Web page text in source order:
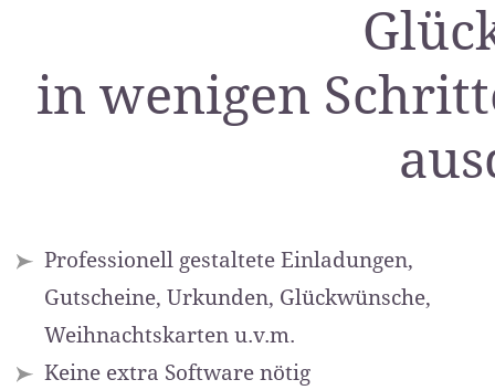
in wenigen
Professionell gestaltete Einladungen,
Gutscheine, Urkunden, Glückwünsche,
Weihnachtskarten u.v.m.
Keine extra Software nötig